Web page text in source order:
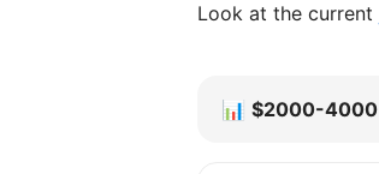
Look at the current
📊 $2000-4000